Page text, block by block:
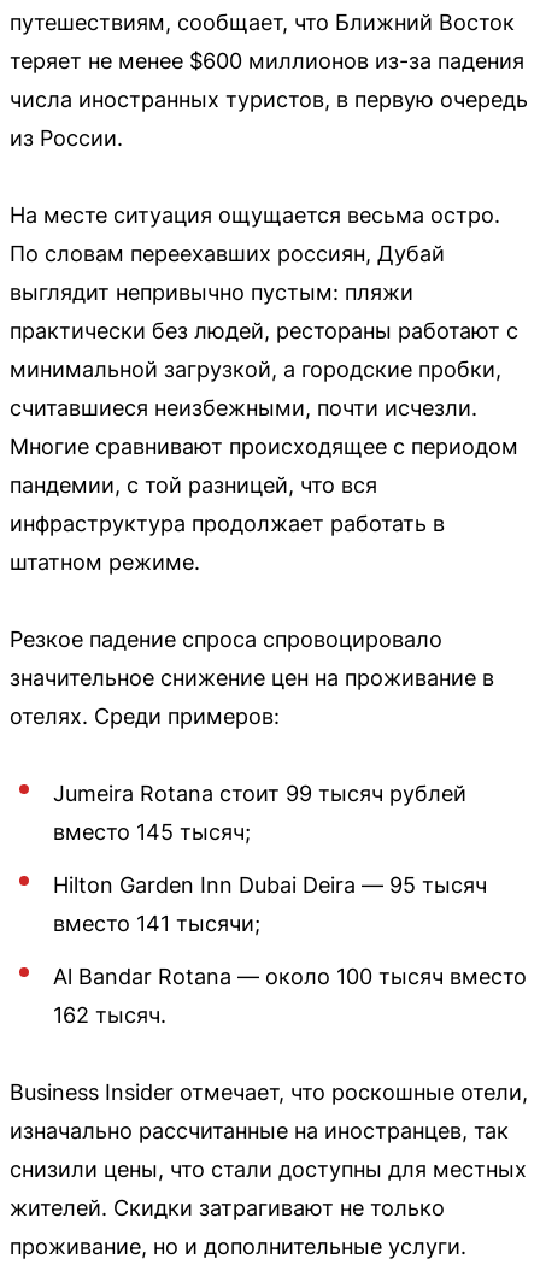
путешествиям, сообщает, что Ближний Восток
теряет не менее $600 миллионов из-за падения
числа иностранных туристов, в первую очередь
из России.
На месте ситуация ощущается весьма остро.
По словам переехавших россиян, Дубай
выглядит непривычно пустым: пляжи
практически без людей, рестораны работают с
минимальной загрузкой, а городские пробки,
считавшиеся неизбежными, почти исчезли.
Многие сравнивают происходящее с периодом
пандемии, с той разницей, что вся
инфраструктура продолжает работать в
штатном режиме.
Резкое падение спроса спровоцировало
значительное снижение цен на проживание в
отелях. Среди примеров:
Jumeira Rotana стоит 99 тысяч рублей
вместо 145 тысяч;
Hilton Garden Inn Dubai Deira — 95 тысяч
вместо 141 тысячи;
Al Bandar Rotana — около 100 тысяч вместо
162 тысяч.
Business Insider отмечает, что роскошные отели,
изначально рассчитанные на иностранцев, так
снизили цены, что стали доступны для местных
жителей. Скидки затрагивают не только
проживание, но и дополнительные услуги.